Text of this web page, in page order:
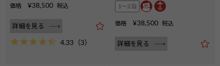
価格 ¥38,500 税込
詳細を見る
4.33 （3）
1〜2泊
価格 ¥38,500 税込
詳細を見る